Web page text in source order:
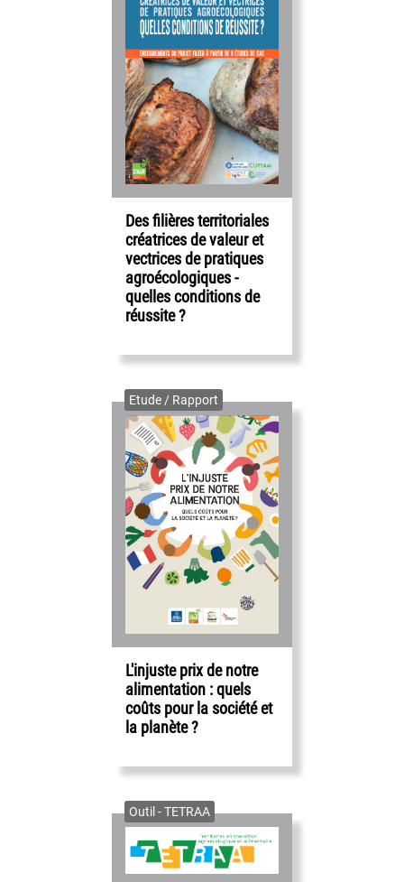
Des filières territoriales
créatrices de valeur et
vectrices de pratiques
agroécologiques -
quelles conditions de
réussite ?
Etude / Rapport
L'injuste prix de notre
alimentation : quels
coûts pour la société et
la planète ?
Outil - TETRAA